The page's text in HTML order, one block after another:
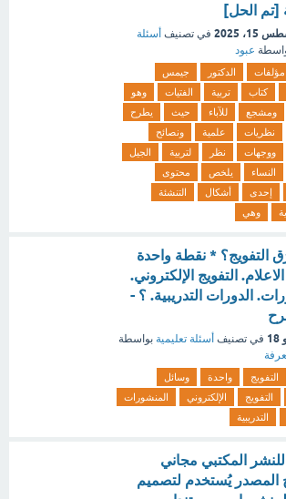
[تم الحل]
2025 في تصنيف أسئلة
عبود
مؤلفات الدكتور
جيمس
كتاب تربية الفتيات
وهو
ومشجع للآباء حيث
يطرح
نظريات علمية
ونصائح
ووجهات نظر لتربية
الجيل
النساء يلخص
محتوى
إحدى أشكال
التنشئة
وهي
التفويج؟ * نقطة واحدة
التفويج الإلكتروني.
الدورات التدريبية. ؟ -
في تصنيف أسئلة تعليمية بواسطة
التفويج واحدة
وسائل
التفويج الإلكتروني
المنشورات
التدريبية
للنشر المكتبي مجاني
المصدر يُستخدم لتصميم